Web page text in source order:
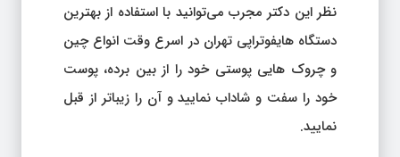
نظر این دکتر مجرب می‌توانید با استفاده از بهترین
دستگاه هایفوتراپی تهران در اسرع وقت انواع چین
و چروک هایی پوستی خود را از بین برده، پوست
خود را سفت و شاداب نمایید و آن را زیباتر از قبل
نمایید.